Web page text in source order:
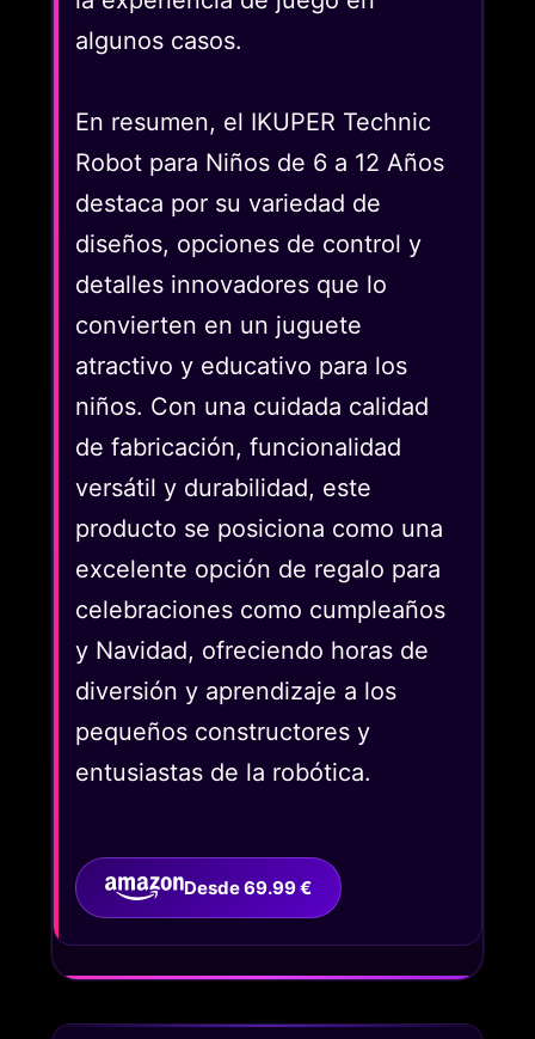
algunos casos.
En resumen, el IKUPER Technic
Robot para Niños de 6 a 12 Años
destaca por su variedad de
diseños, opciones de control y
detalles innovadores que lo
convierten en un juguete
atractivo y educativo para los
niños. Con una cuidada calidad
de fabricación, funcionalidad
versátil y durabilidad, este
producto se posiciona como una
excelente opción de regalo para
celebraciones como cumpleaños
y Navidad, ofreciendo horas de
diversión y aprendizaje a los
pequeños constructores y
entusiastas de la robótica.
Desde 69.99 €